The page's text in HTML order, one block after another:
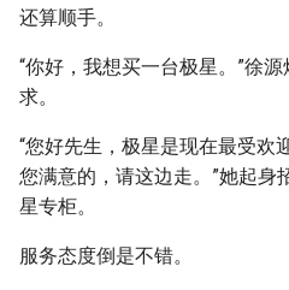
还算顺手。
“你好，我想买一台极星。”徐
求。
“您好先生，极星是现在最受欢
您满意的，请这边走。”她起身
星专柜。
服务态度倒是不错。